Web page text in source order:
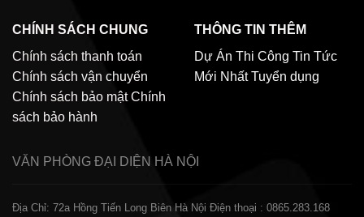
CHÍNH SÁCH CHUNG
Chính sách thanh toán
Chính sách vận chuyển
Chính sách bảo mật Chính
sách bảo hành
THÔNG TIN THÊM
Dự Án Thi Công Tin Tức
Mới Nhất Tuyển dụng
VĂN PHÒNG ĐẠI DIỆN HÀ NỘI
Địa Chỉ: 72a Hồng Tiến Long Biên Hà Nội Điện thoại : 0865.283.168